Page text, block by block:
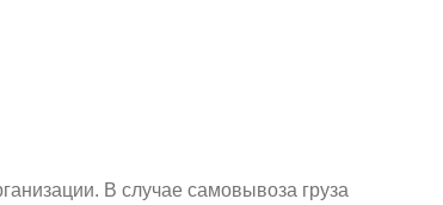
В случае самовывоза груза